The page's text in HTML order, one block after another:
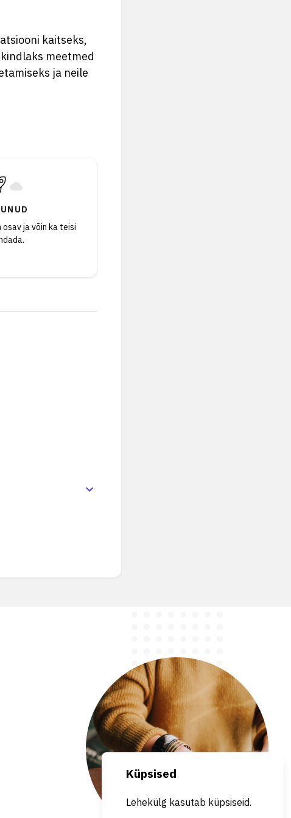
kaitseks,
meetmed
ja neile
osav ja võin ka teisi
Küpsised
Lehekülg kasutab küpsiseid.